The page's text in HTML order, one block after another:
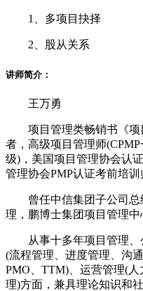
1、多项目抉择
2、股从关系
讲师简介：
王万勇
项目管理类畅销书《项
者，高级项目管理师
级)，美国项目管理协会认
管理协会PMP认证考前培训
曾任中信集团子公司总
理，鹏博士集团项目管理中
从事十多年项目管理、
(流程管理、进度管理、沟
PMO、TTM)、运营管理(
理)方面，兼具理论知识和